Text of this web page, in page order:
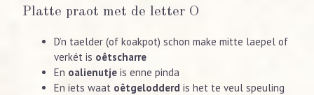
Platte praot met de letter O
D’n taelder (of koakpot) schon make mitte laepel of
verkét is oêtscharre
En oalienutje is enne pinda
En iets waat oêtgelodderd is het te veul speuling